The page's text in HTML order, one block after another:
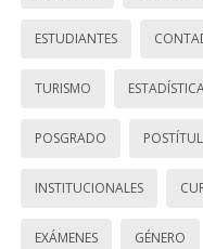
ESTUDIANTES
TURISMO
POSGRADO
INSTITUCIONALES
EXÁMENES GÉNERO